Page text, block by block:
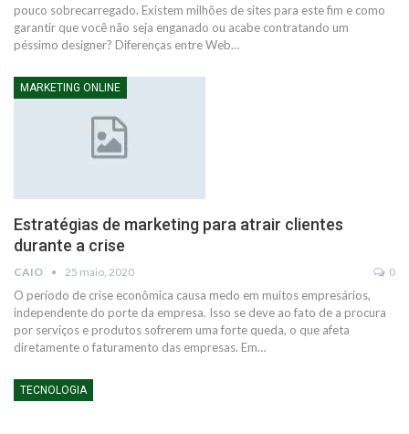
pouco sobrecarregado. Existem milhões de sites para este fim e como
garantir que você não seja enganado ou acabe contratando um
péssimo designer? Diferenças entre Web…
MARKETING ONLINE
Estratégias de marketing para atrair clientes
durante a crise
CAIO 25 maio, 2020 0
O período de crise econômica causa medo em muitos empresários,
independente do porte da empresa. Isso se deve ao fato de a procura
por serviços e produtos sofrerem uma forte queda, o que afeta
diretamente o faturamento das empresas. Em…
TECNOLOGIA